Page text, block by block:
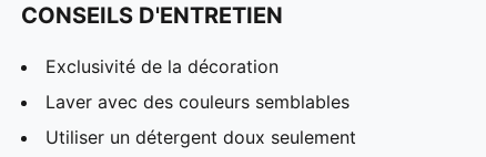
CONSEILS D'ENTRETIEN
Exclusivité de la décoration
Laver avec des couleurs semblables
Utiliser un détergent doux seulement